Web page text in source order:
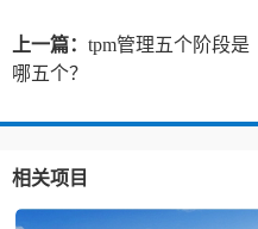
上一篇： tpm管理五个阶段是
哪五个？
相关项目